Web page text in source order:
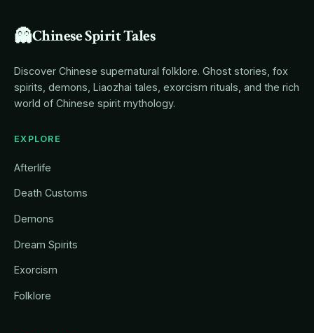
👻Chinese Spirit Tales
Discover Chinese supernatural folklore. Ghost stories, fox
spirits, demons, Liaozhai tales, exorcism rituals, and the rich
world of Chinese spirit mythology.
EXPLORE
Afterlife
Death Customs
Demons
Dream Spirits
Exorcism
Folklore